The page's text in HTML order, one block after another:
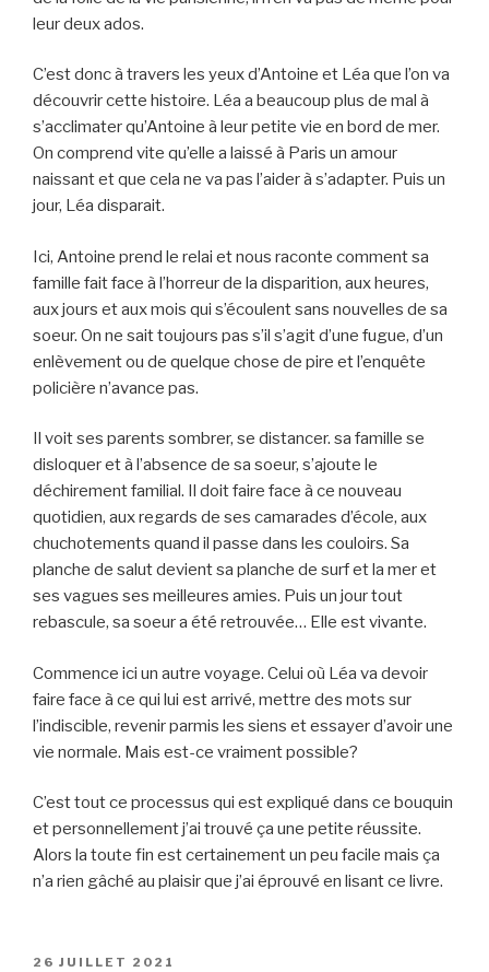
leur deux ados.
C’est donc à travers les yeux d’Antoine et Léa que l’on va
découvrir cette histoire. Léa a beaucoup plus de mal à
s’acclimater qu’Antoine à leur petite vie en bord de mer.
On comprend vite qu’elle a laissé à Paris un amour
naissant et que cela ne va pas l’aider à s’adapter. Puis un
jour, Léa disparait.
Ici, Antoine prend le relai et nous raconte comment sa
famille fait face à l’horreur de la disparition, aux heures,
aux jours et aux mois qui s’écoulent sans nouvelles de sa
soeur. On ne sait toujours pas s’il s’agit d’une fugue, d’un
enlèvement ou de quelque chose de pire et l’enquête
policière n’avance pas.
Il voit ses parents sombrer, se distancer. sa famille se
disloquer et à l’absence de sa soeur, s’ajoute le
déchirement familial. Il doit faire face à ce nouveau
quotidien, aux regards de ses camarades d’école, aux
chuchotements quand il passe dans les couloirs. Sa
planche de salut devient sa planche de surf et la mer et
ses vagues ses meilleures amies. Puis un jour tout
rebascule, sa soeur a été retrouvée… Elle est vivante.
Commence ici un autre voyage. Celui où Léa va devoir
faire face à ce qui lui est arrivé, mettre des mots sur
l’indiscible, revenir parmis les siens et essayer d’avoir une
vie normale. Mais est-ce vraiment possible?
C’est tout ce processus qui est expliqué dans ce bouquin
et personnellement j’ai trouvé ça une petite réussite.
Alors la toute fin est certainement un peu facile mais ça
n’a rien gâché au plaisir que j’ai éprouvé en lisant ce livre.
PUBLIÉ
26 JUILLET 2021